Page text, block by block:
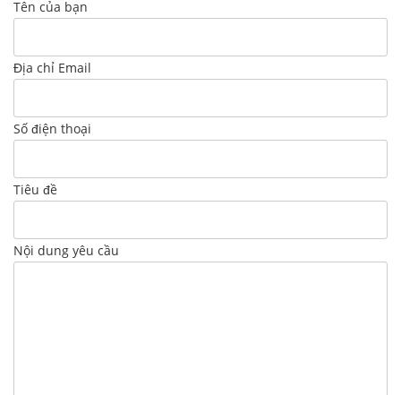
Tên của bạn
Địa chỉ Email
Số điện thoại
Tiêu đề
Nội dung yêu cầu